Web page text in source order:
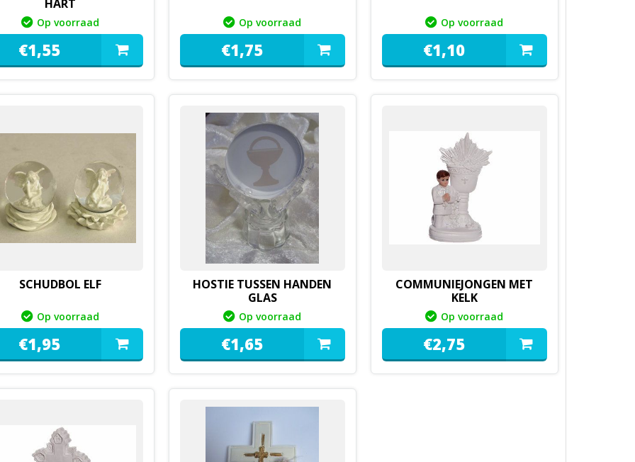
HART
Op voorraad
€1,55
Op voorraad
€1,75
Op voorraad
€1,10
SCHUDBOL ELF
Op voorraad
€1,95
HOSTIE TUSSEN HANDEN
GLAS
Op voorraad
€1,65
COMMUNIEJONGEN MET
KELK
Op voorraad
€2,75